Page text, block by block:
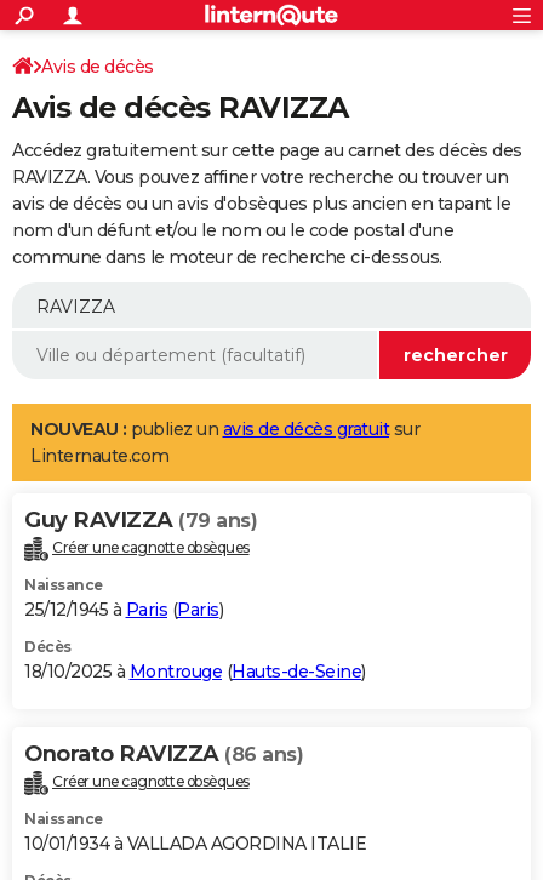
ACTUALITÉS
Politique
Société
Faits Divers
Education
Monde
Villes
+
SPORT
Coupe du monde 2026
Football
Tennis
Cyclisme
Rugby
Forum
Programme TV
TNT
Streaming
Cinéma
Sorties cinéma
Musique
+
FINANCE
Retraite
Epargne
Immobilier
Risques naturels par ville
Banque
Assurance
AUTO
Essais
Réserver un essai
Citadines
Berlines
SUV
Forum auto
+
Mobiles
Meilleur smartphone
Internet
Ordinateurs
Jeux vidéo
Guide high-tech
Aménagement intérieur
LIFESTYLE
Art de vivre
Bien-être
Loisirs
Mode
Modes de vie
Alimentation
Guide de la santé
Maladies
Médicaments
Sommeil
VOYAGE
Destinations
City break
Voyage nature
Voyage de noces
Forum
Climat
+PHOTO
GUIDES D'ACHAT
BONS PLANS
Carte de Noël
Carte Bonne année
Carte Saint-Valentin
Carte Pâques
Carte d'anniversaire
DICTIONNAIRE
Dictionnaire
Biographies
Citations
Expressions
Proverbes
PROGRAMME TV
Avis de décès
Avis de décès RAVIZZA
Accédez gratuitement sur cette page au carnet des décès des
RAVIZZA. Vous pouvez affiner votre recherche ou trouver un
avis de décès ou un avis d'obsèques plus ancien en tapant le
nom d'un défunt et/ou le nom ou le code postal d'une
commune dans le moteur de recherche ci-dessous.
NOUVEAU : publiez un avis de décès gratuitsur
Linternaute.com
Guy RAVIZZA (79 ans)
Créer une cagnotte obsèques
Naissance
25/12/1945 à Paris (Paris)
Décès
18/10/2025 à Montrouge (Hauts-de-Seine)
Onorato RAVIZZA (86 ans)
Créer une cagnotte obsèques
Naissance
10/01/1934 à VALLADA AGORDINA ITALIE